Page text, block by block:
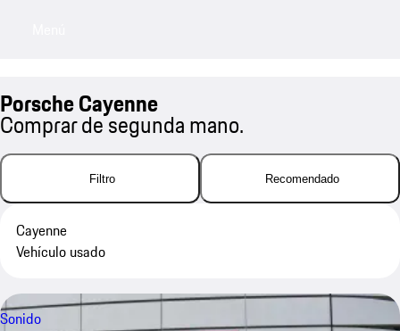
Porsche Cayenne
Comprar de segunda mano.
Filtro Recomendado
Cayenne
Vehículo usado
Sonido